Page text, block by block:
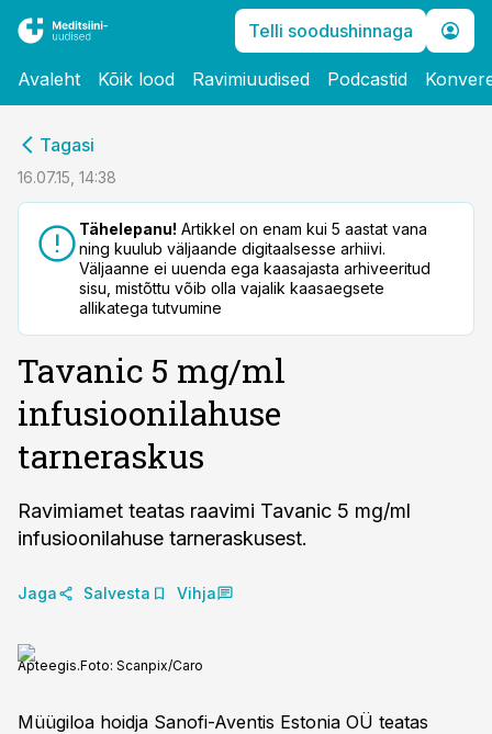
Telli soodushinnaga
Avaleht Kõik lood Ravimiuudised Podcastid
Tagasi
16.07.15, 14:38
Tähelepanu! Artikkel on enam kui 5 aastat vana
ning kuulub väljaande digitaalsesse arhiivi.
Väljaanne ei uuenda ega kaasajasta arhiveeritud
sisu, mistõttu võib olla vajalik kaasaegsete
allikatega tutvumine
Tavanic 5 mg/ml
infusioonilahuse
tarneraskus
Ravimiamet teatas raavimi Tavanic 5 mg/ml
infusioonilahuse tarneraskusest.
Jaga Salvesta Vihja
Apteegis.Foto: Scanpix/Caro
Müügiloa hoidja Sanofi-Aventis Estonia OÜ teatas